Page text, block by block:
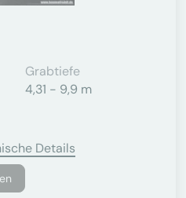
Grabtiefe
4,31 - 9,9 m
Details